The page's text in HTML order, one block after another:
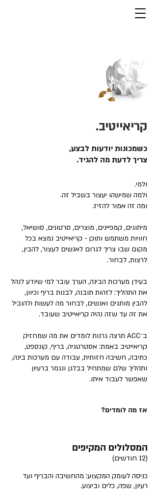
קריאייטיב.
כשמכונות יודעות לבצע,
צריך לדעת מה להגיד.
ולמי.
ולמה שמישהו יעצור בשביל זה.
ומה זה אמור להזיז.
מיתוגים, קמפיינים, מוצרים, סרטונים, סושיאל,
חוויות משתמש ותוכן - קריאייטיב נמצא בכל
מקום שבו צריך לגרום לאנשים לעצור, להבין,
לרצות, לבחור.
בעידן מערכות הבינה, הערך עובר למי שיודע לנהל
את התהליך: לזהות תובנה, לבנות בריף וכיוון,
להבין מותגים ואנשים, לבחור מה לעשות ולהוביל
את זה עד שזה נהיה קריאייטיב שעובד.
ב־ACC תרצה גרנות לומדים את מה שמחזיק
קריאייטיב באמת: אסטרטגיה, בריף, קונספט,
כתיבה, חשיבה חזותית, עבודה עם מערכות בינה,
ותהליך שלם שמתחיל בבלגן ונגמר ברעיון
שאפשר לעבוד איתו.
אז מה לומדים?
המסלולים המקיפים
(12 חודשים)
כניסה לעומק המקצוע: מהחשיבה והבריף ועד
רעיון, שפה, כלים וביצוע.